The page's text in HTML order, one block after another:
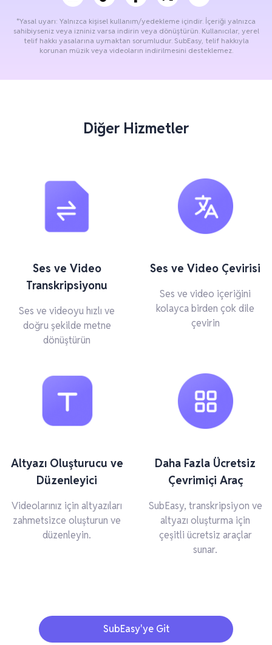
*Yasal uyarı: Yalnızca kişisel kullanım/yedekleme içindir. İçeriği yalnızca
sahibiyseniz veya izniniz varsa indirin veya dönüştürün. Kullanıcılar, yerel
telif hakkı yasalarına uymaktan sorumludur. SubEasy, telif hakkıyla
korunan müzik veya videoların indirilmesini desteklemez.
Diğer Hizmetler
Ses ve Video
Transkripsiyonu
Ses ve videoyu hızlı ve
doğru şekilde metne
dönüştürün
Ses ve Video Çevirisi
Ses ve video içeriğini
kolayca birden çok dile
çevirin
Altyazı Oluşturucu ve
Düzenleyici
Videolarınız için altyazıları
zahmetsizce oluşturun ve
düzenleyin.
Daha Fazla Ücretsiz
Çevrimiçi Araç
SubEasy, transkripsiyon ve
altyazı oluşturma için
çeşitli ücretsiz araçlar
sunar.
SubEasy'ye Git